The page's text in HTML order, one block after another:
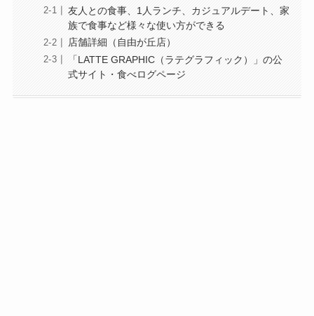
友人との食事、1人ランチ、カジュアルデート、家
族で食事など様々な使い方ができる
店舗詳細（自由が丘店）
「LATTE GRAPHIC（ラテグラフィック）」の公
式サイト・食べログページ